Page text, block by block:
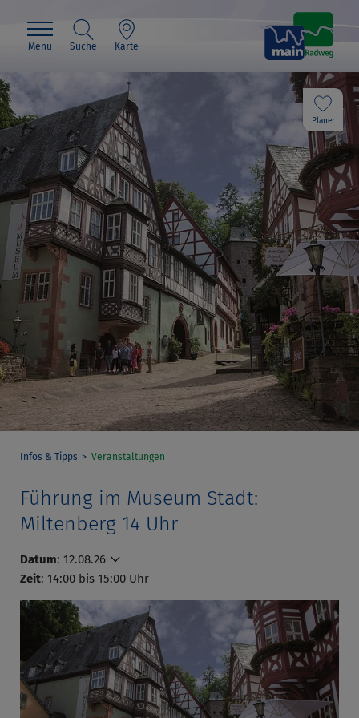
Menü Suche Karte
Planer
Infos & Tipps Veranstaltungen
Führung im Museum Stadt:
Miltenberg 14 Uhr
Datum: 12.08.26
Zeit: 14:00 bis 15:00 Uhr